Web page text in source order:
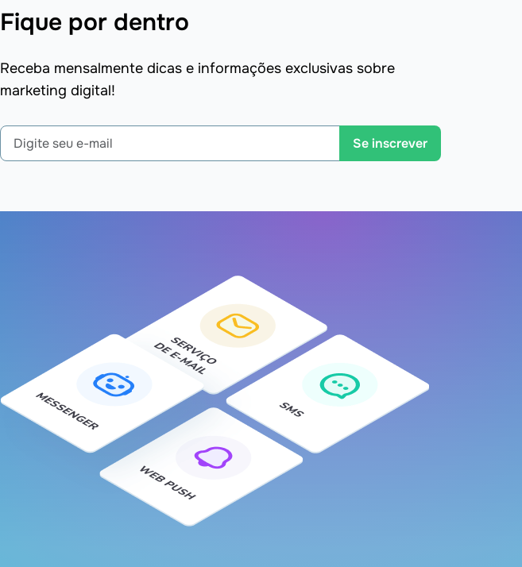
Fique por dentro
Receba mensalmente dicas e informações exclusivas sobre
marketing digital!
Se inscrever